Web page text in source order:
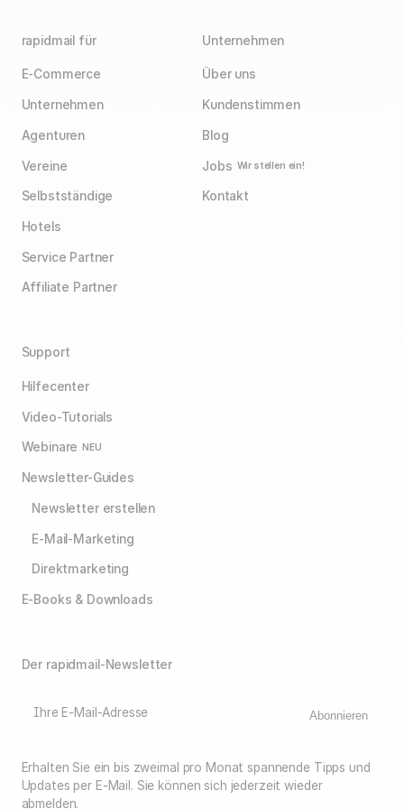
rapidmail für
E-Commerce
Unternehmen
Agenturen
Vereine
Selbstständige
Hotels
Service Partner
Affiliate Partner
Unternehmen
Über uns
Kundenstimmen
Blog
Jobs Wir stellen ein!
Kontakt
Support
Hilfecenter
Video-Tutorials
Webinare NEU
Newsletter-Guides
Newsletter erstellen
E-Mail-Marketing
Direktmarketing
E-Books & Downloads
Der rapidmail-Newsletter
Ihre E-Mail-Adresse Abonnieren
Erhalten Sie ein bis zweimal pro Monat spannende Tipps und
Updates per E-Mail. Sie können sich jederzeit wieder
abmelden.